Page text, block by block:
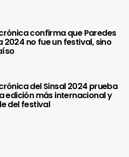
confirma que Paredes
2024 no fue un festival, sino
del Sinsal 2024 prueba
edición más internacional y
del festival